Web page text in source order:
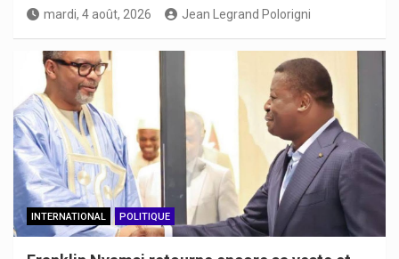
mardi, 4 août, 2026 Jean Legrand Polorigni
INTERNATIONAL POLITIQUE